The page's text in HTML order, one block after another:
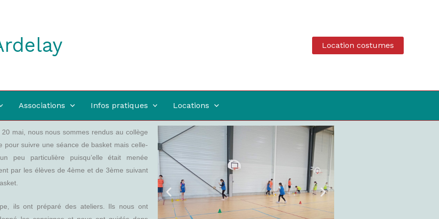
Location costumes
Associations Infos pratiques Locations
20 mai, nous nous sommes rendus au collège
pour suivre une séance de basket mais celle-
peu particulière puisqu’elle était menée
par les élèves de 4ème et de 3ème suivant
ils ont préparé des ateliers. Ils nous ont